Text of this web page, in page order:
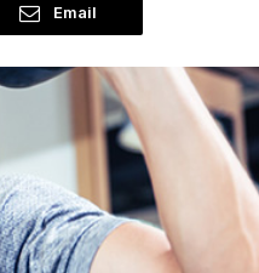
Email